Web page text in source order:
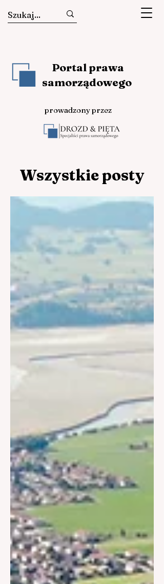
Portal prawa
samorządowego
prowadzony przez
Wszystkie posty